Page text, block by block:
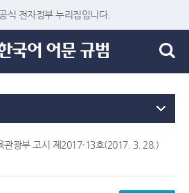
식 전자정부 누리집입니다.
관광부 고시 제2017-13호(2017. 3. 28.)